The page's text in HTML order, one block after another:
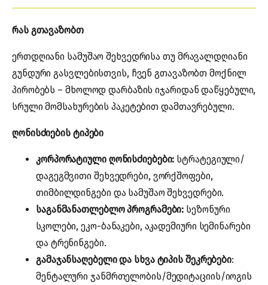
რას გთავაზობთ
ერთდღიანი სამუშაო შეხვედრისა თუ მრავალდღიანი
გუნდური გასვლებისთვის, ჩვენ გთავაზობთ მოქნილ
პირობებს – მხოლოდ დარბაზის იჯარიდან დაწყებული,
სრული მომსახურების პაკეტებით დამთავრებული.
ღონისძიების ტიპები
კორპორატიული ღონისძიებები: სტრატეგიული/
დაგეგმვითი შეხვედრები, ვორქშოფები,
თიმბილდინგები და სამუშაო შეხვედრები.
საგანმანათლებლო პროგრამები: სეზონური
სკოლები, ეკო-ბანაკები, აკადემიური სემინარები
და ტრენინგები.
გამაჯანსაღებელი და სხვა ტიპის შეკრებები:
მენტალური ჯანმრთელობის/მედიტაციის/იოგის